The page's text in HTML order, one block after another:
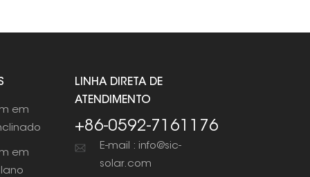
em
em
LINHA DIRETA DE
ATENDIMENTO
+86-0592-7161176
E-mail : info@sic-
solar.com